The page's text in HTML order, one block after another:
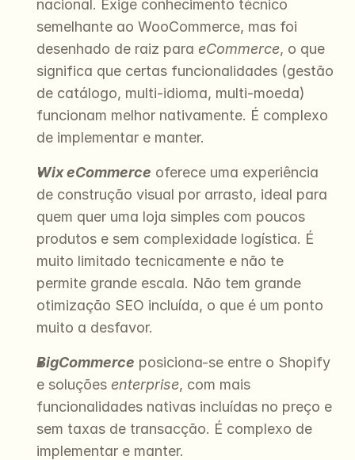
nacional. Exige conhecimento técnico
semelhante ao WooCommerce, mas foi
desenhado de raiz para eCommerce, o que
significa que certas funcionalidades (gestão
de catálogo, multi-idioma, multi-moeda)
funcionam melhor nativamente. É complexo
de implementar e manter.
Wix eCommerce oferece uma experiência
de construção visual por arrasto, ideal para
quem quer uma loja simples com poucos
produtos e sem complexidade logística. É
muito limitado tecnicamente e não te
permite grande escala. Não tem grande
otimização SEO incluída, o que é um ponto
muito a desfavor.
BigCommerce posiciona-se entre o Shopify
e soluções enterprise, com mais
funcionalidades nativas incluídas no preço e
sem taxas de transacção. É complexo de
implementar e manter.